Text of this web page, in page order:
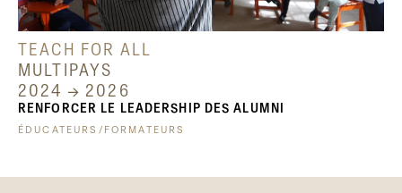
TEACH FOR ALL
MULTIPAYS
2024 → 2026
RENFORCER LE LEADERSHIP DES ALUMNI
ÉDUCATEURS/FORMATEURS